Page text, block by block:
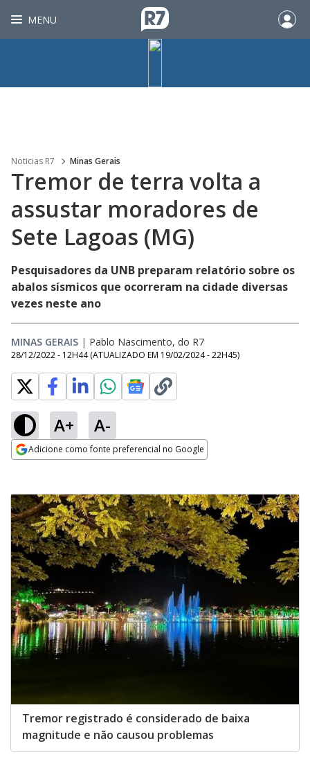
MENU
Noticias R7 Minas Gerais
Tremor de terra volta a
assustar moradores de
Sete Lagoas (MG)
Pesquisadores da UNB preparam relatório sobre os
abalos sísmicos que ocorreram na cidade diversas
vezes neste ano
MINAS GERAIS | Pablo Nascimento, do R7
28/12/2022 - 12H44 (ATUALIZADO EM 19/02/2024 - 22H45)
A+ A-
Adicione como fonte preferencial no Google
Tremor registrado é considerado de baixa
magnitude e não causou problemas